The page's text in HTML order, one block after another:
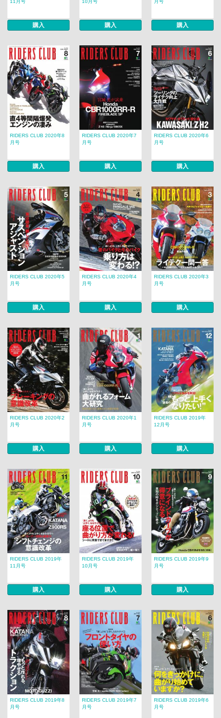
11月号
購入
10月号
購入
月号
購入
RIDERS CLUB 2020年8
月号
購入
RIDERS CLUB 2020年7
月号
購入
RIDERS CLUB 2020年6
月号
購入
RIDERS CLUB 2020年5
月号
購入
RIDERS CLUB 2020年4
月号
購入
RIDERS CLUB 2020年3
月号
購入
RIDERS CLUB 2020年2
月号
購入
RIDERS CLUB 2020年1
月号
購入
RIDERS CLUB 2019年
12月号
購入
RIDERS CLUB 2019年
11月号
購入
RIDERS CLUB 2019年
10月号
購入
RIDERS CLUB 2019年9
月号
購入
RIDERS CLUB 2019年8
月号
RIDERS CLUB 2019年7
月号
RIDERS CLUB 2019年6
月号